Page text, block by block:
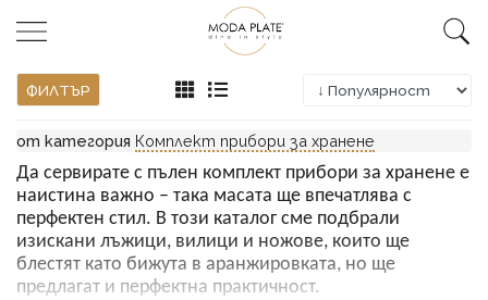
ФИЛТЪР
от категория Комплект прибори за хранене
Да сервирате с пълен комплект прибори за хранене е
наистина важно – така масата ще впечатлява с
перфектен стил. В този каталог сме подбрали
изискани лъжици, вилици и ножове, които ще
блестят като бижута в аранжировката, но ще
предлагат и перфектна практичност.